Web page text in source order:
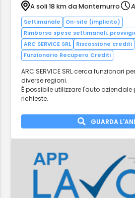
A soli 18 km da Montemurro
Settimanale
On-site (implicito)
Rimborso spese settimanali,
ARC SERVICE SRL
Riscossione crediti
Funzionario Recupero Crediti
ARC SERVICE SRL cerca funzionari
diverse regioni.
È possibile utilizzare l'auto
richieste.
GUARDA